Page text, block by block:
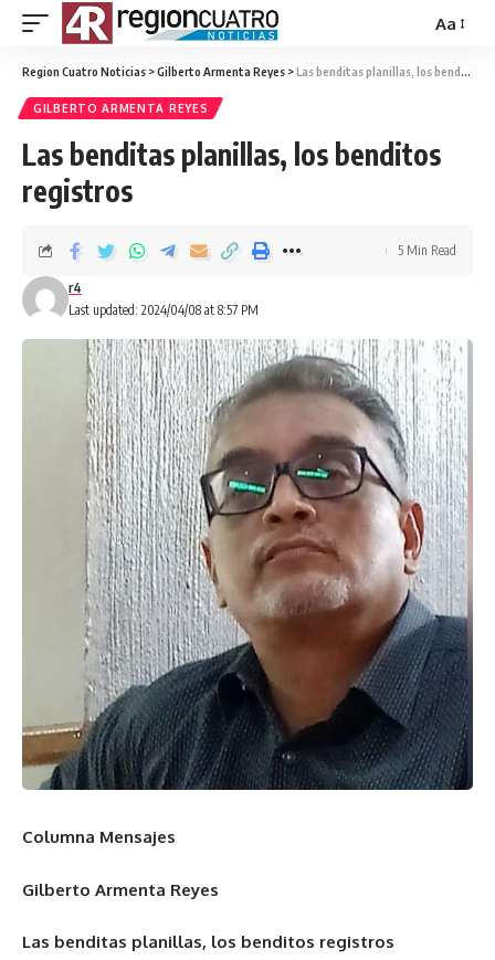
Aa
Region Cuatro Noticias >Gilberto Armenta Reyes >Las benditas planillas, los benditos registros
GILBERTO ARMENTA REYES
Las benditas planillas, los benditos
registros
Last updated: 2024/04/08 at 8:57 PM
r4
5 Min Read
Columna Mensajes
Gilberto Armenta Reyes
Las benditas planillas, los benditos registros